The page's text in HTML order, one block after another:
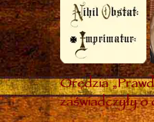
Orędzia
zaświadczyły